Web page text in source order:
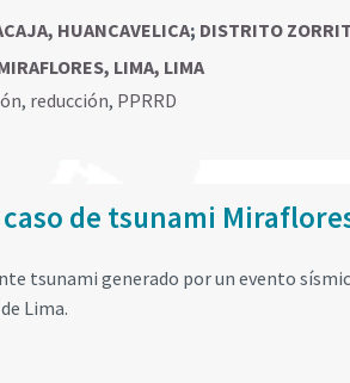
HUANCAVELICA; DISTRITO
LIMA, LIMA
, reducción, PPRRD
de tsunami
tsunami generado por un evento
Lima.